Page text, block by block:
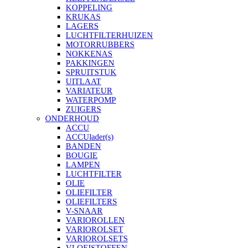
KOPPELING
KRUKAS
LAGERS
LUCHTFILTERHUIZEN
MOTORRUBBERS
NOKKENAS
PAKKINGEN
SPRUITSTUK
UITLAAT
VARIATEUR
WATERPOMP
ZUIGERS
ONDERHOUD
ACCU
ACCUlader(s)
BANDEN
BOUGIE
LAMPEN
LUCHTFILTER
OLIE
OLIEFILTER
OLIEFILTERS
V-SNAAR
VARIOROLLEN
VARIOROLSET
VARIOROLSETS